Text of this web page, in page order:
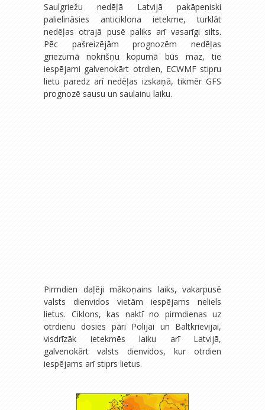
Saulgriežu nedēļā Latvijā pakāpeniski
palielināsies anticiklona ietekme, turklāt
nedēļas otrajā pusē paliks arī vasarīgi silts.
Pēc pašreizējām prognozēm nedēļas
griezumā nokrišņu kopumā būs maz, tie
iespējami galvenokārt otrdien, ECWMF stipru
lietu paredz arī nedēļas izskaņā, tikmēr GFS
prognozē sausu un saulainu laiku.
Pirmdien daļēji mākoņains laiks, vakarpusē
valsts dienvidos vietām iespējams neliels
lietus. Ciklons, kas naktī no pirmdienas uz
otrdienu dosies pāri Polijai un Baltkrievijai,
visdrīzāk ietekmēs laiku arī Latvijā,
galvenokārt valsts dienvidos, kur otrdien
iespējams arī stiprs lietus.